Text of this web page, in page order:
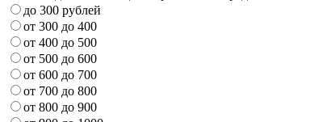
до 300 рублей
от 300 до 400
от 400 до 500
от 500 до 600
от 600 до 700
от 700 до 800
от 800 до 900